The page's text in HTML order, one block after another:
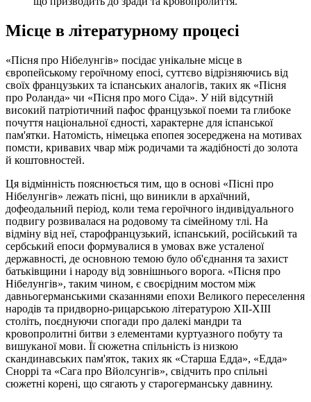
Місце в літературному процесі
«Пісня про Нібелунгів» посідає унікальне місце в
європейському героїчному епосі, суттєво відрізняючись від
своїх французьких та іспанських аналогів, таких як «Пісня
про Роланда» чи «Пісня про мого Сіда». У ній відсутній
високий патріотичний пафос французької поеми та глибоке
почуття національної єдності, характерне для іспанської
пам'ятки. Натомість, німецька епопея зосереджена на мотивах
помсти, кривавих чвар між родичами та жадібності до золота
й коштовностей.
Ця відмінність пояснюється тим, що в основі «Пісні про
Нібелунгів» лежать пісні, що виникли в архаїчний,
дофеодальний період, коли тема героїчного індивідуального
подвигу розвивалася на родовому та сімейному тлі. На
відміну від неї, старофранцузький, іспанський, російський та
сербський епоси формувалися в умовах вже усталеної
державності, де основною темою було об'єднання та захист
батьківщини і народу від зовнішнього ворога. «Пісня про
Нібелунгів», таким чином, є своєрідним мостом між
давньогерманськими сказаннями епохи Великого переселення
народів та придворно-рицарською літературою XII-XIII
століть, поєднуючи спогади про далекі мандри та
кровопролитні битви з елементами куртуазного побуту та
вишуканої мови. Її сюжетна спільність із низкою
скандинавських пам'яток, таких як «Старша Едда», «Едда»
Сноррі та «Сага про Вйолсунгів», свідчить про спільні
сюжетні корені, що сягають у старогерманську давнину.